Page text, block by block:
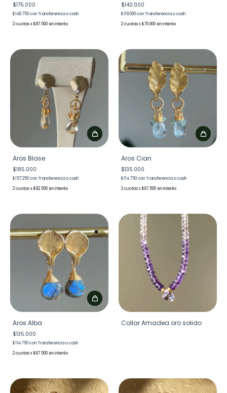
$175.000
$148.750conTransferencia o cash
2
x$87.500sin interés
$140.000
$119.000conTransferencia o cash
2
x$70.000sin interés
Aros Blase
$185.000
$157.250conTransferencia o cash
2
x$92.500sin interés
Aros Cian
$135.000
$114.750conTransferencia o cash
2
x$67.500sin interés
Aros Alba
$135.000
$114.750conTransferencia o cash
2
x$67.500sin interés
Collar Amadea oro solido